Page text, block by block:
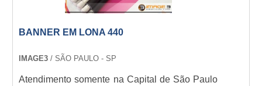
BANNER EM LONA 440
IMAGE3 / SÃO PAULO - SP
Atendimento somente na Capital de São Paulo